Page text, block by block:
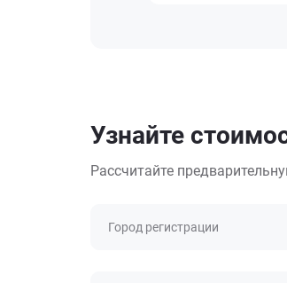
Узнайте
Рассчитайте
Город регистрации